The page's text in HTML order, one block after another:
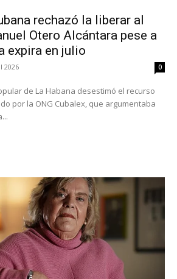
rechazó la liberar al
Otero Alcántara pese a
expira en julio
2026 0
de La Habana desestimó el recurso
por la ONG Cubalex, que argumentaba